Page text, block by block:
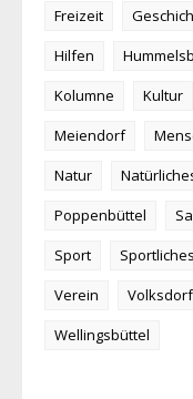
Freizeit
Hilfen
Kolumne
Kultur
Meiendorf
Natur
Poppenbüttel
Sport
Sportliches
Verein
Volksdorf
Wellingsbüttel